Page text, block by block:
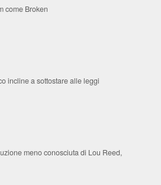
come Broken
incline a sottostare alle leggi
meno conosciuta di Lou Reed,